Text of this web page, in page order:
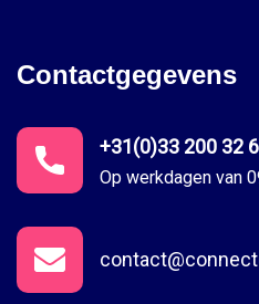
Contactgegevens
Op werkdagen van
+31(0)33 200 32